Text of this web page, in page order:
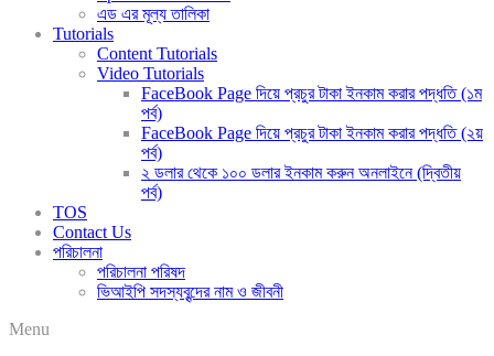
এড এর মূল্য তালিকা
Tutorials
Content Tutorials
Video Tutorials
FaceBook Page দিয়ে প্রচুর টাকা ইনকাম করার পদ্ধতি (১ম
পর্ব)
FaceBook Page দিয়ে প্রচুর টাকা ইনকাম করার পদ্ধতি (২য়
পর্ব)
২ ডলার থেকে ১০০ ডলার ইনকাম করুন অনলাইনে (দ্বিতীয়
পর্ব)
TOS
Contact Us
পরিচালনা
পরিচালনা পরিষদ
ভিআইপি সদস্যবৃন্দের নাম ও জীবনী
Menu